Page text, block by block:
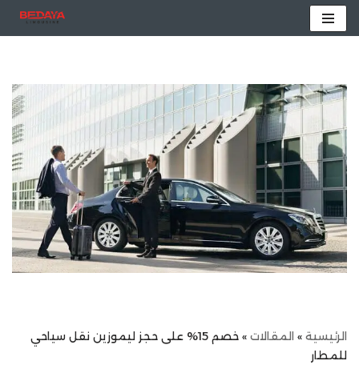
المحتوى
الرئيسية » المقالات »
خصم 15% على حجز ليموزين نقل سياحي
للمطار